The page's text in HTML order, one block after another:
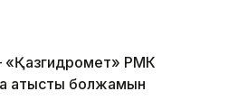
«Қазгидромет» РМК
қатысты болжамын